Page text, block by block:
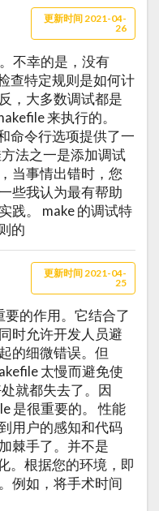
更新时间 2021-04-
26
不幸的是，没有
查特定规则是如何计
，大多数调试都是
来执行的。
命令行选项提供了一
法之一是添加调试
当事情出错时，您
些我认为最有帮助
践。 make 的调试特
的
更新时间 2021-04-
25
要的作用。它结合了
时允许开发人员避
的细微错误。但
太慢而避免使
就都失去了。因
是很重要的。 性能
用户的感知和代码
棘手了。并不是
。根据您的环境，即
例如，将手术时间